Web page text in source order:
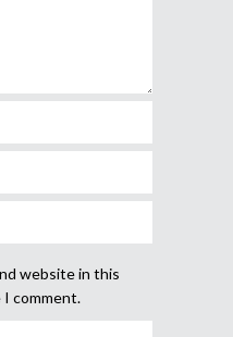
website in this
comment.